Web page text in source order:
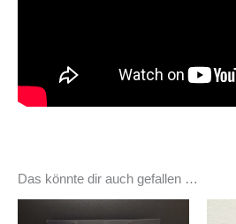
Das könnte dir auch gefallen …